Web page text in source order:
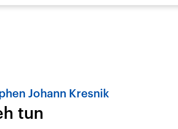
Wissen Kultur Europa
Nahostkonflikt
Johann Kresnik
tun